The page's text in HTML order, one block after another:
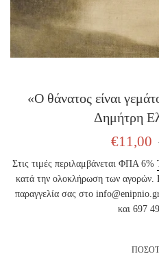
«Ο θάνατος είναι
Δημήτρη
ΤΙΜΗ
€11,00
Στις τιμές περιλαμβάνεται ΦΠΑ 6%
κατά την ολοκλήρωση των αγορών.
παραγγελία σας στο
και 697